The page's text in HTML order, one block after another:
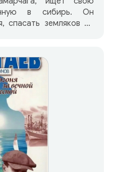
в сибирь. Он
спасать земляков от
сквозь дикие
к нему на встречу.
дикая природа,
тайге. Здесь
севера и варятся в
человеческая почти